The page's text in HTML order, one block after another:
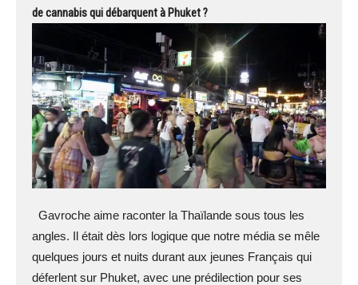
de cannabis qui débarquent à Phuket ?
Gavroche aime raconter la Thaïlande sous tous les
angles. Il était dès lors logique que notre média se mêle
quelques jours et nuits durant aux jeunes Français qui
déferlent sur Phuket, avec une prédilection pour ses